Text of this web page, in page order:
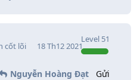
cốt lõi
Level 51
18 Th12 2021
Nguyễn Hoàng Đạt
Gửi